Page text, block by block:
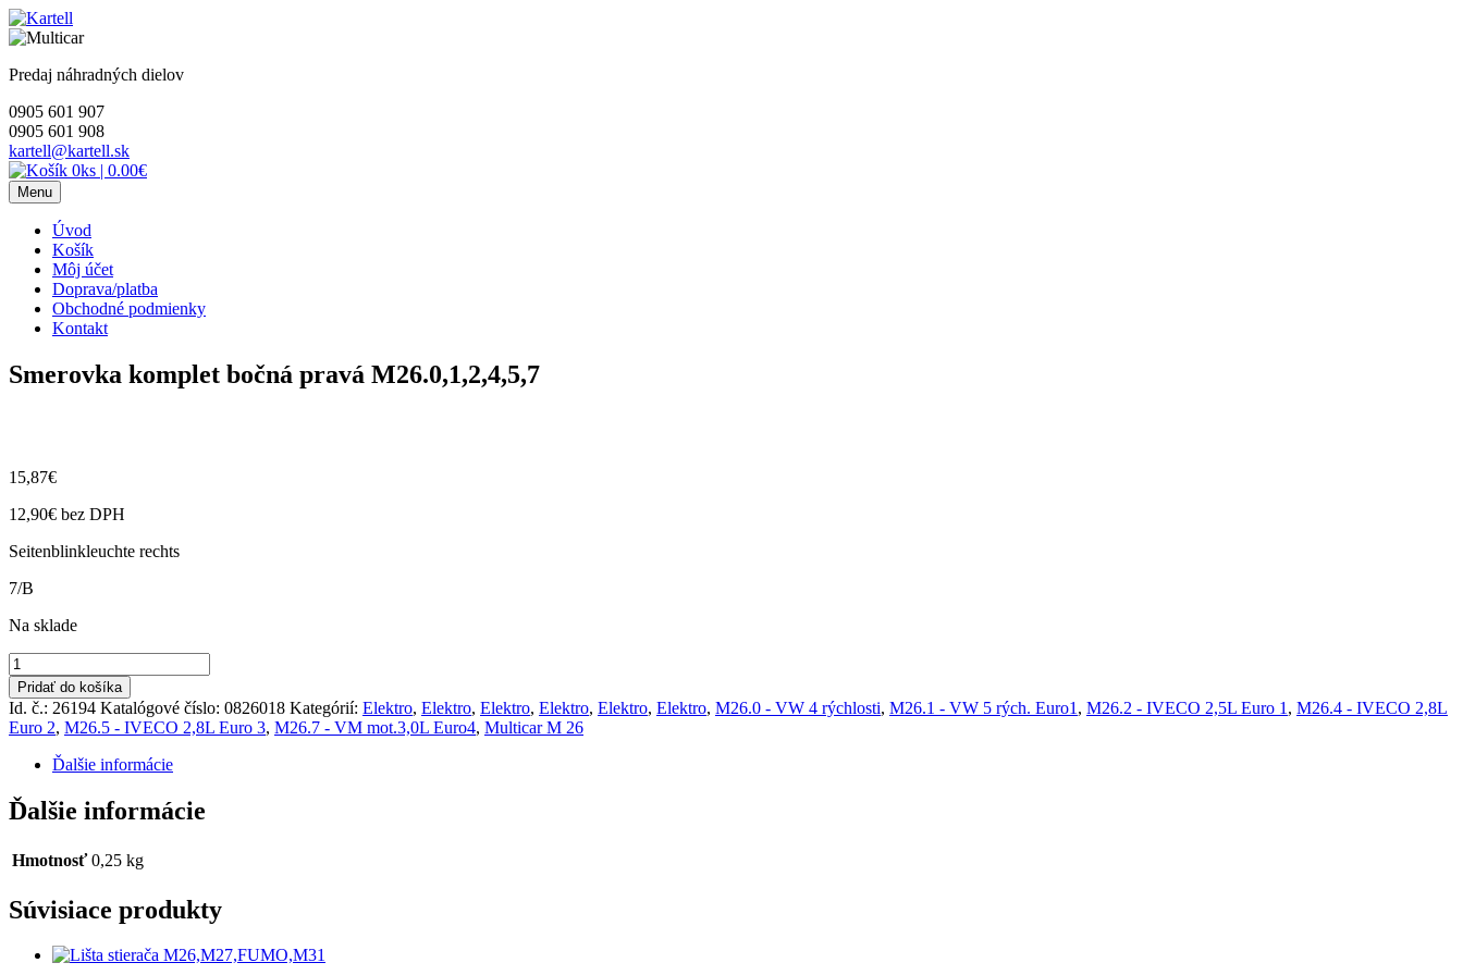
Skip
to
Predaj náhradných dielov
0905 601 907
0905 601 908
kartell@kartell.sk
0ks | 0.00€
Menu
Úvod
Košík
Môj účet
Doprava/platba
Obchodné podmienky
Kontakt
Smerovka komplet bočná pravá M26.0,1,2,4,5,7
15,87€
12,90€ bez DPH
Seitenblinkleuchte rechts
7/B
Na sklade
množstvo
Smerovka
komplet
bočná
pravá
M26.0,1,2,4,5,7
Pridať do košíka
Id. č.: 26194 Katalógové číslo: 0826018 Kategórií: Elektro, Elektro, Elektro, Elektro, Elektro, Elektro, M26.0 - VW 4 rýchlosti, M26.1 - VW 5 rých. Euro1 , M26.2 - IVECO 2,5L Euro 1 , M26.4 - IVECO 2,8L
Euro 2, M26.5 - IVECO 2,8L Euro 3, M26.7 - VM mot.3,0L Euro4, Multicar M 26
Ďalšie informácie
Ďalšie informácie
Hmotnosť 0,25 kg
Súvisiace produkty